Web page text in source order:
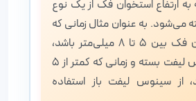
ارتفاع استخوان فک از یک نوع
می‌شود. به عنوان مثال زمانی که
ارتفاع استخوان فک بین 5 تا 8 میلی‌متر باشد،
معمولا سینوس لیفت بسته و زمانی که کمتر از ۵
از سینوس لیفت باز استفاده